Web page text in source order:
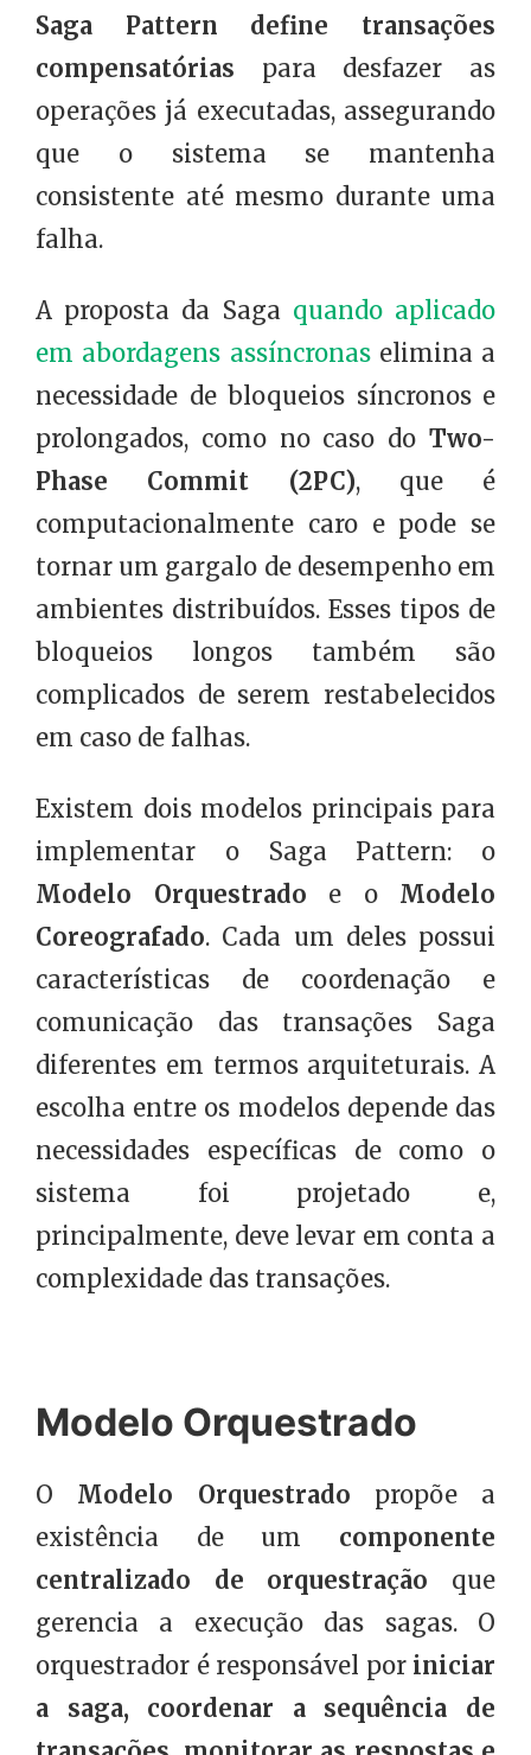
Saga Pattern define transações
compensatórias para desfazer as
operações já executadas, assegurando
que o sistema se mantenha
consistente até mesmo durante uma
falha.
A proposta da Saga quando aplicado
em abordagens assíncronaselimina a
necessidade de bloqueios síncronos e
prolongados, como no caso do Two-
Phase Commit (2PC), que é
computacionalmente caro e pode se
tornar um gargalo de desempenho em
ambientes distribuídos. Esses tipos de
bloqueios longos também são
complicados de serem restabelecidos
em caso de falhas.
Existem dois modelos principais para
implementar o Saga Pattern: o
Modelo Orquestrado e o Modelo
Coreografado. Cada um deles possui
características de coordenação e
comunicação das transações Saga
diferentes em termos arquiteturais. A
escolha entre os modelos depende das
necessidades específicas de como o
sistema foi projetado e,
principalmente, deve levar em conta a
complexidade das transações.
Modelo Orquestrado
O Modelo Orquestrado propõe a
existência de um componente
centralizado de orquestração que
gerencia a execução das sagas. O
orquestrador é responsável por iniciar
a saga, coordenar a sequência de